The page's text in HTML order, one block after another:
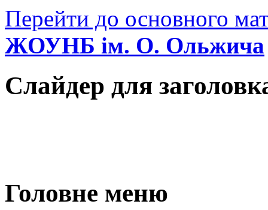
Перейти до основного
ЖОУНБ ім. О. Ольжича
Слайдер для
Головне меню